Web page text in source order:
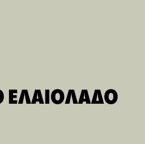
ΕΛΑΙΟΛΑΔΟ